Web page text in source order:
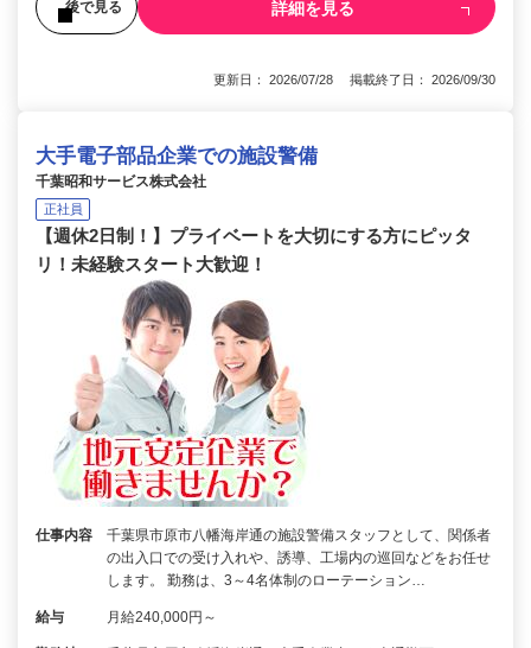
後で見る 詳細を見る
更新日： 2026/07/28 掲載終了日： 2026/09/30
大手電子部品企業での施設警備
千葉昭和サービス株式会社
正社員
【週休2日制！】プライベートを大切にする方にピッタ
リ！未経験スタート大歓迎！
仕事内容
千葉県市原市八幡海岸通の施設警備スタッフとして、関係者
の出入口での受け入れや、誘導、工場内の巡回などをお任せ
します。 勤務は、3～4名体制のローテーション…
給与 月給240,000円～